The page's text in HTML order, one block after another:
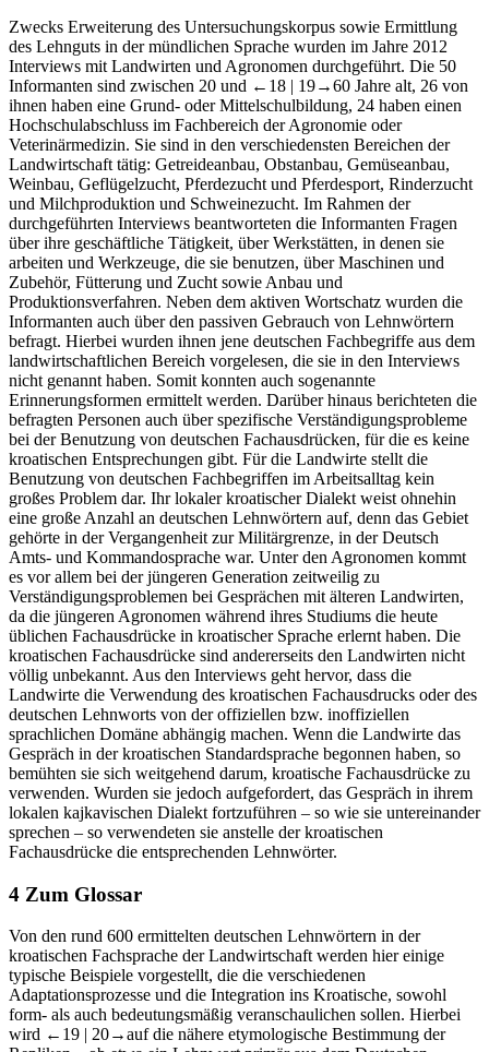
Zwecks Erweiterung des Untersuchungskorpus sowie Ermittlung
des Lehnguts in der mündlichen Sprache wurden im Jahre 2012
Interviews mit Landwirten und Agronomen durchgeführt. Die 50
Informanten sind zwischen 20 und ←18 | 19→60 Jahre alt, 26 von
ihnen haben eine Grund- oder Mittelschulbildung, 24 haben einen
Hochschulabschluss im Fachbereich der Agronomie oder
Veterinärmedizin. Sie sind in den verschiedensten Bereichen der
Landwirtschaft tätig: Getreideanbau, Obstanbau, Gemüseanbau,
Weinbau, Geflügelzucht, Pferdezucht und Pferdesport, Rinderzucht
und Milchproduktion und Schweinezucht. Im Rahmen der
durchgeführten Interviews beantworteten die Informanten Fragen
über ihre geschäftliche Tätigkeit, über Werkstätten, in denen sie
arbeiten und Werkzeuge, die sie benutzen, über Maschinen und
Zubehör, Fütterung und Zucht sowie Anbau und
Produktionsverfahren. Neben dem aktiven Wortschatz wurden die
Informanten auch über den passiven Gebrauch von Lehnwörtern
befragt. Hierbei wurden ihnen jene deutschen Fachbegriffe aus dem
landwirtschaftlichen Bereich vorgelesen, die sie in den Interviews
nicht genannt haben. Somit konnten auch sogenannte
Erinnerungsformen ermittelt werden. Darüber hinaus berichteten die
befragten Personen auch über spezifische Verständigungsprobleme
bei der Benutzung von deutschen Fachausdrücken, für die es keine
kroatischen Entsprechungen gibt. Für die Landwirte stellt die
Benutzung von deutschen Fachbegriffen im Arbeitsalltag kein
großes Problem dar. Ihr lokaler kroatischer Dialekt weist ohnehin
eine große Anzahl an deutschen Lehnwörtern auf, denn das Gebiet
gehörte in der Vergangenheit zur Militärgrenze, in der Deutsch
Amts- und Kommandosprache war. Unter den Agronomen kommt
es vor allem bei der jüngeren Generation zeitweilig zu
Verständigungsproblemen bei Gesprächen mit älteren Landwirten,
da die jüngeren Agronomen während ihres Studiums die heute
üblichen Fachausdrücke in kroatischer Sprache erlernt haben. Die
kroatischen Fachausdrücke sind andererseits den Landwirten nicht
völlig unbekannt. Aus den Interviews geht hervor, dass die
Landwirte die Verwendung des kroatischen Fachausdrucks oder des
deutschen Lehnworts von der offiziellen bzw. inoffiziellen
sprachlichen Domäne abhängig machen. Wenn die Landwirte das
Gespräch in der kroatischen Standardsprache begonnen haben, so
bemühten sie sich weitgehend darum, kroatische Fachausdrücke zu
verwenden. Wurden sie jedoch aufgefordert, das Gespräch in ihrem
lokalen kajkavischen Dialekt fortzuführen – so wie sie untereinander
sprechen – so verwendeten sie anstelle der kroatischen
Fachausdrücke die entsprechenden Lehnwörter.
4 Zum Glossar
Von den rund 600 ermittelten deutschen Lehnwörtern in der
kroatischen Fachsprache der Landwirtschaft werden hier einige
typische Beispiele vorgestellt, die die verschiedenen
Adaptationsprozesse und die Integration ins Kroatische, sowohl
form- als auch bedeutungsmäßig veranschaulichen sollen. Hierbei
wird ←19 | 20→auf die nähere etymologische Bestimmung der